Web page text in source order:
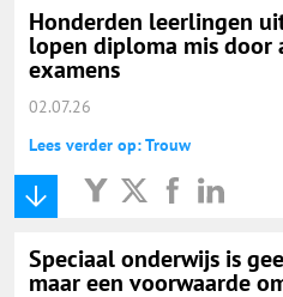
Honderden leerlingen
lopen diploma mis door
examens
02.07.26
Lees verder op: Trouw
Speciaal onderwijs is
maar een voorwaarde